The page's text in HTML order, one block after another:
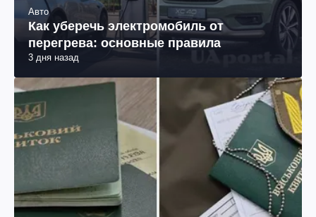
Авто
Как уберечь электромобиль от
перегрева: основные правила
3 дня назад